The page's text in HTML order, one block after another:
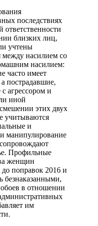
последствиях
ответственности
близких лиц,
учтены
между насилием со
насилием:
часто имеет
пострадавшие,
агрессором и
иной
этих двух
учитываются
и
и манипулирование
Профильные
женщин
поправок 2016 и
безнаказанными,
в отношении
им